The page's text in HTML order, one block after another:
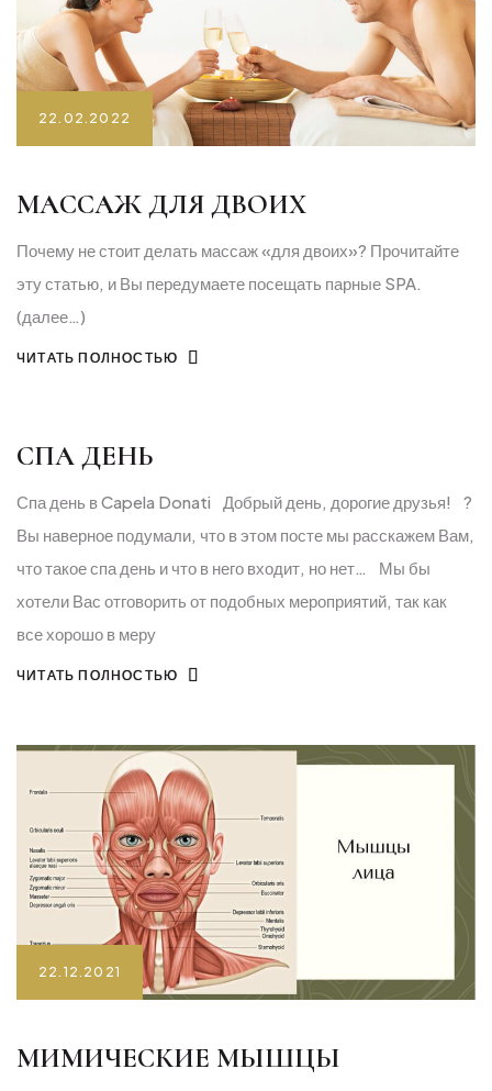
22.02.2022
МАССАЖ ДЛЯ ДВОИХ
Почему не стоит делать массаж «для двоих»? Прочитайте
эту статью, и Вы передумаете посещать парные SPA.
(далее…)
ЧИТАТЬ ПОЛНОСТЬЮ
СПА ДЕНЬ
Спа день в Capela Donati⠀Добрый день, дорогие друзья!⠀?
Вы наверное подумали, что в этом посте мы расскажем Вам,
что такое спа день и что в него входит, но нет…⠀Мы бы
хотели Вас отговорить от подобных мероприятий, так как
все хорошо в меру
ЧИТАТЬ ПОЛНОСТЬЮ
22.12.2021
МИМИЧЕСКИЕ МЫШЦЫ